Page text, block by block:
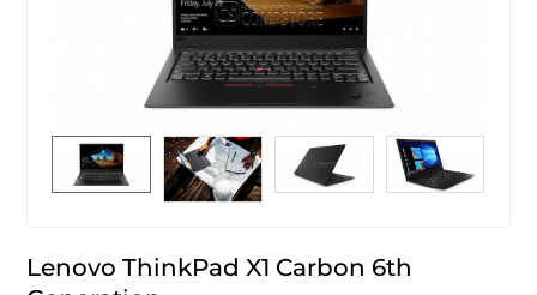
Lenovo ThinkPad X1 Carbon 6th